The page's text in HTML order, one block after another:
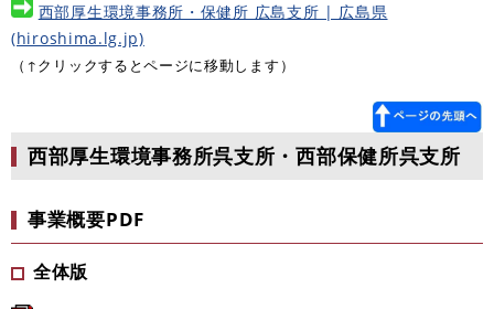
西部厚生環境事務所・保健所 広島支所 | 広島県
(hiroshima.lg.jp)
（↑クリックするとページに移動します）
西部厚生環境事務所呉支所・西部保健所呉支所
事業概要PDF
全体版